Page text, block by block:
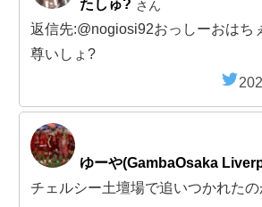
たしゅ? さん
返信先:@nogiosi92おっしーおはち
尊いしょ?
ゆーや(GambaOsaka
チェルシー土壇場で追いつかれた